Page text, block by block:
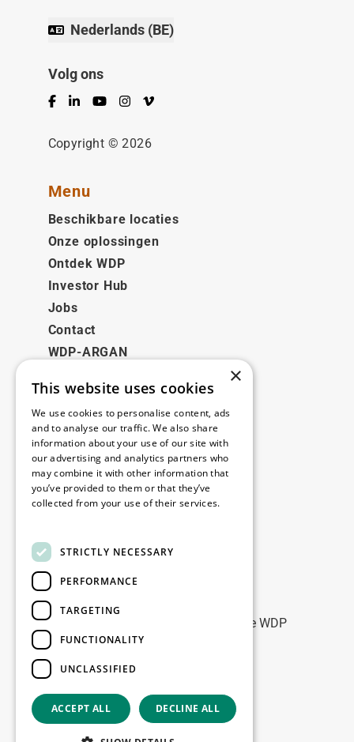
Nederlands (BE)
Volg ons
Facebook
LinkedInYouTubeInstagram
Vimeo
Copyright © 2026
Menu
Beschikbare locaties
Onze oplossingen
Ontdek WDP
Investor Hub
Jobs
Contact
WDP-ARGAN
Juridisch
Disclaimer
Privacybeleid
Cookie Policy
Contact
Blijf op de hoogte
Blijf up-to-date: meld u aan voor onze WDP
Marketing nieuwsbrieven
Copyright © 2026
×
This website uses cookies
We use cookies to personalise content, ads
and to analyse our traffic. We also share
information about your use of our site with
our advertising and analytics partners who
may combine it with other information that
you’ve provided to them or that they’ve
collected from your use of their services.
STRICTLY NECESSARY
PERFORMANCE
TARGETING
FUNCTIONALITY
UNCLASSIFIED
ACCEPT ALL DECLINE ALL